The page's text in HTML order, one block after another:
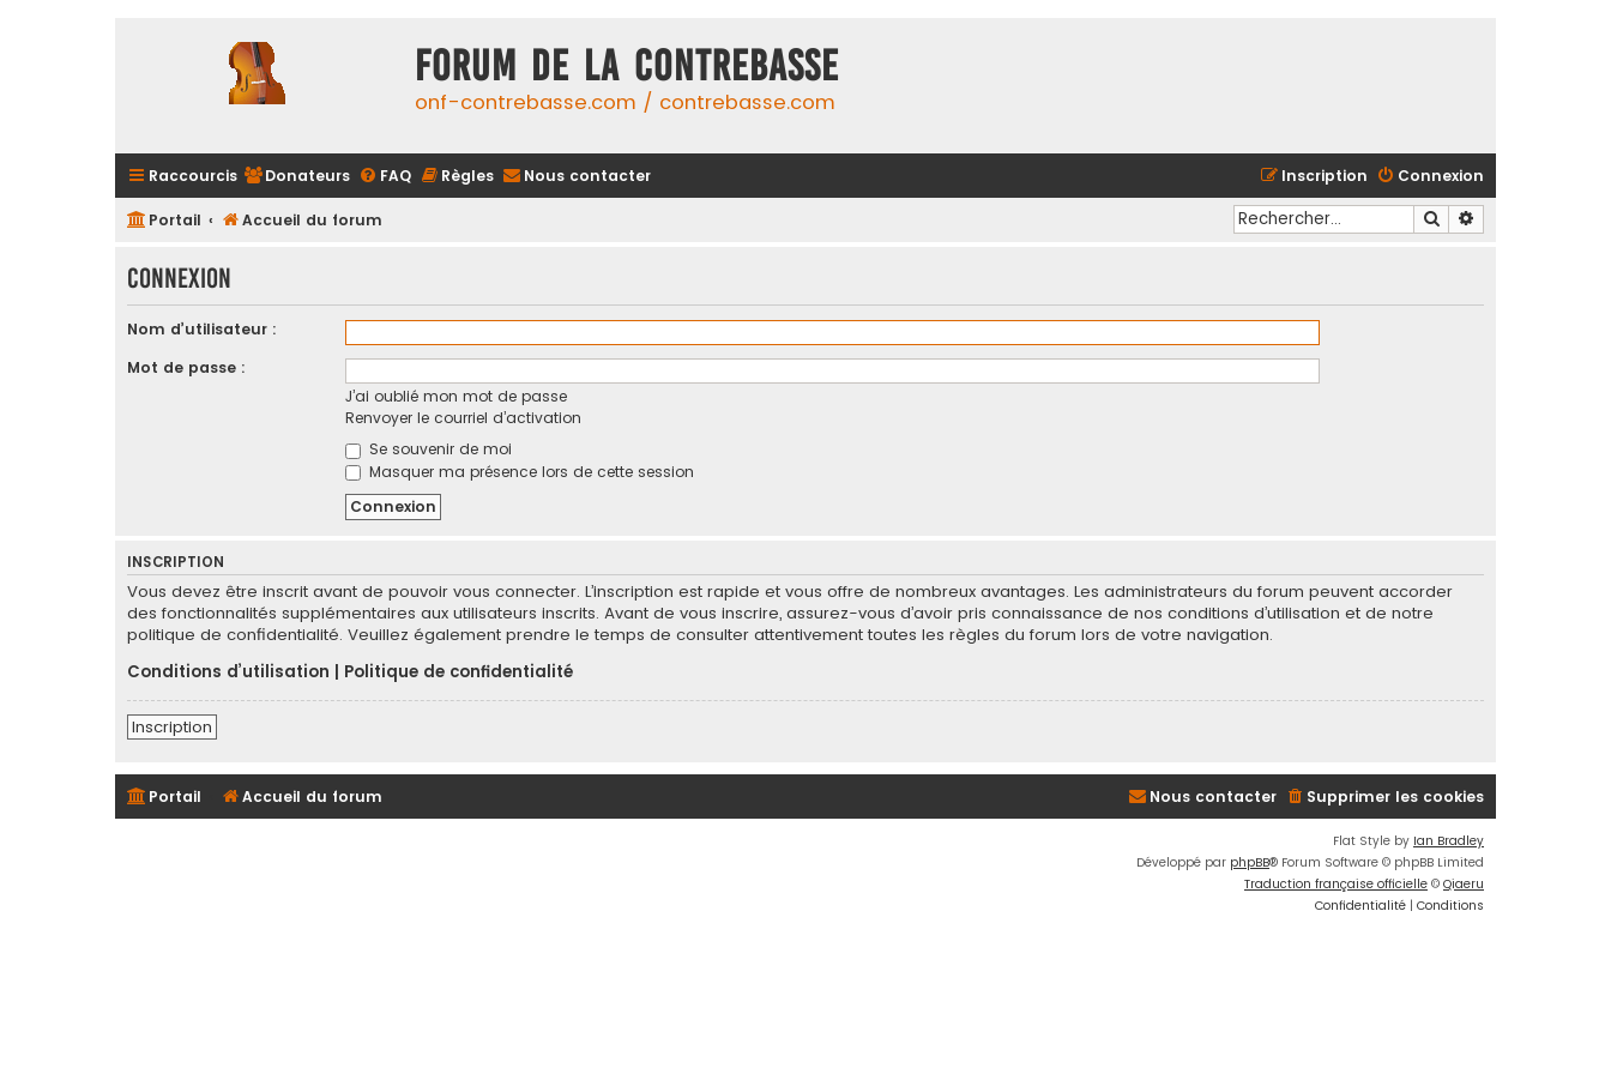
FORUM DE LA CONTREBASSE
onf-contrebasse.com / contrebasse.com
Raccourcis Donateurs FAQ Règles Nous contacter Connexion
Inscription
Portail Accueil du forum Rechercher
Connexion
Nom d’utilisateur :
Mot de passe :
J’ai oublié mon mot de passe
Renvoyer le courriel d’activation
Se souvenir de moi
Masquer ma présence lors de cette session
INSCRIPTION
Vous devez être inscrit avant de pouvoir vous connecter. L’inscription est rapide et vous offre de nombreux avantages. Les administrateurs du forum peuvent accorder
des fonctionnalités supplémentaires aux utilisateurs inscrits. Avant de vous inscrire, assurez-vous d’avoir pris connaissance de nos conditions d’utilisation et de notre
politique de confidentialité. Veuillez également prendre le temps de consulter attentivement toutes les règles du forum lors de votre navigation.
Conditions d’utilisation
Politique de confidentialité
Inscription
Portail Accueil du forum Supprimer les cookies
Nous contacter
Flat Style by Ian Bradley
Développé par phpBB® Forum Software © phpBB Limited
Traduction française officielle © Qiaeru
Confidentialité | Conditions